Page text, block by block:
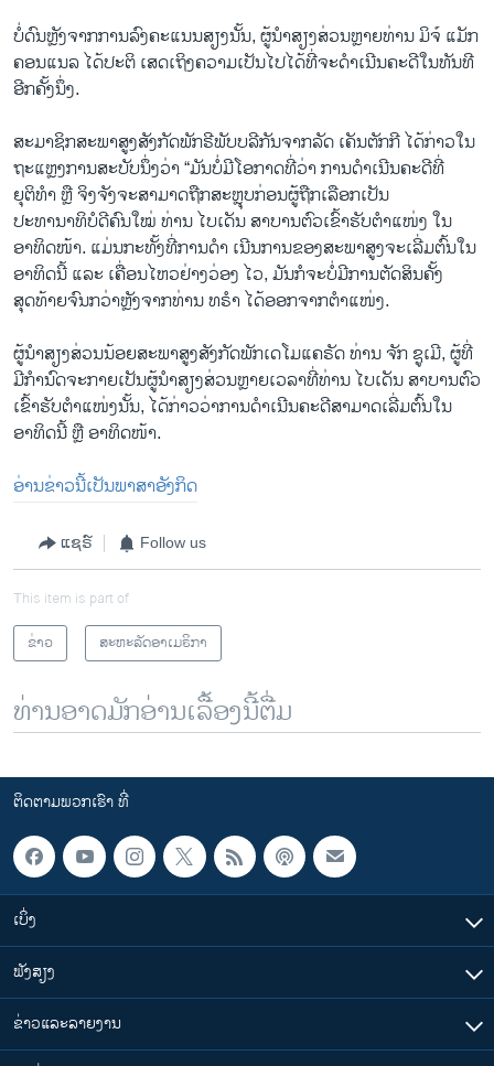
ບໍ່ດົນຫຼັງຈາກການລົງຄະແນນສຽງນັ້ນ, ຜູ້ນຳສຽງສ່ວນຫຼາຍທ່ານ ມິຈ໌ ແມັກ
ຄອນແນລ ໄດ້ປະຕິ ເສດເຖິງຄວາມເປັນໄປໄດ້ທີ່ຈະດຳເນີນຄະດີໃນທັນທີ
ອີກຄັ້ງນຶ່ງ.
ສະມາຊິກສະພາສູງສັງກັດພັກຣີພັບບລີກັນຈາກລັດ ເຄັນຕັກກີ ໄດ້ກ່າວໃນ
ຖະແຫຼງການສະບັບນຶ່ງວ່າ “ມັນບໍ່ມີໂອກາດທີ່ວ່າ ການດຳເນີນຄະດີທີ່
ຍຸຕິທຳ ຫຼື ຈິງຈັງຈະສາມາດຖືກສະຫຼຸບກ່ອນຜູ້ຖືກເລືອກເປັນ
ປະທານາທິບໍດີຄົນໃໝ່ ທ່ານ ໄບເດັນ ສາບານຕົວເຂົ້າຮັບຕຳແໜ່ງ ໃນ
ອາທິດໜ້າ. ແມ່ນກະທັ້ງທີ່ການດຳ ເນີນການຂອງສະພາສູງຈະເລີ່ມຕົ້ນໃນ
ອາທິດນີ້ ແລະ ເຄື່ອນໄຫວຢ່າງວ່ອງ ໄວ, ມັນກໍຈະບໍ່ມີການຕັດສິນຄັ້ງ
ສຸດທ້າຍຈົນກວ່າຫຼັງຈາກທ່ານ ທຣຳ ໄດ້ອອກຈາກຕຳແໜ່ງ.
ຜູ້ນຳສຽງສ່ວນນ້ອຍສະພາສູງສັງກັດພັກເດໂມແຄຣັດ ທ່ານ ຈັກ ຊູເມີ, ຜູ້ທີ່
ມີກຳນົດຈະກາຍເປັນຜູ້ນຳສຽງສ່ວນຫຼາຍເວລາທີ່ທ່ານ ໄບເດັນ ສາບານຕົວ
ເຂົ້າຮັບຕຳແໜ່ງນັ້ນ, ໄດ້ກ່າວວ່າການດຳເນີນຄະດີສາມາດເລີ່ມຕົ້ນໃນ
ອາທິດນີ້ ຫຼື ອາທິດໜ້າ.
ອ່ານຂ່າວນີ້ເປັນພາສາອັງກິດ
ແຊຣ໌ Follow us
This item is part of
ຂ່າວ
ສະຫະລັດອາເມຣິກາ
ທ່ານອາດມັກອ່ານເລື້ອງນີ້ຕື່ມ
ຕິດຕາມພວກເຮົາ ທີ່
ເບິ່ງ
ຟັງສຽງ
ຂ່າວແລະລາຍງານ